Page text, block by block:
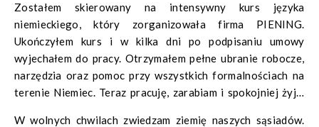
rekrutacyjne i tak się wszystko zaczęło.
Zostałem skierowany na intensywny kurs języka
niemieckiego, który zorganizowała firma PIENING.
Ukończyłem kurs i w kilka dni po podpisaniu umowy
wyjechałem do pracy. Otrzymałem pełne ubranie robocze,
narzędzia oraz pomoc przy wszystkich formalnościach na
terenie Niemiec. Teraz pracuję, zarabiam i spokojniej żyję.
W wolnych chwilach zwiedzam ziemię naszych sąsiadów.